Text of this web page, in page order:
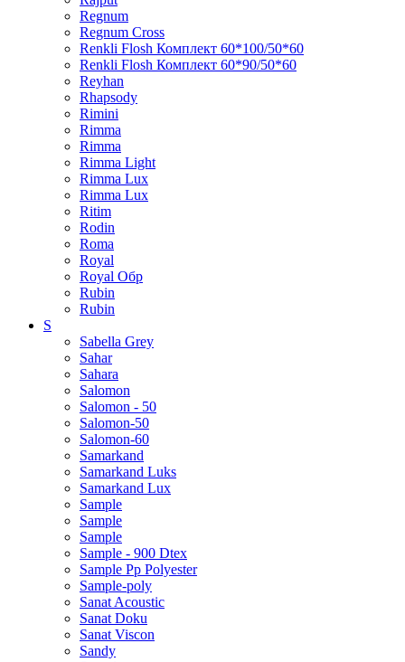
Regnum
Regnum Cross
Renkli Flosh Комплект 60*100/50*60
Renkli Flosh Комплект 60*90/50*60
Reyhan
Rhapsody
Rimini
Rimma
Rimma
Rimma Light
Rimma Lux
Rimma Lux
Ritim
Rodin
Roma
Royal
Royal Обр
Rubin
Rubin
S
Sabella Grey
Sahar
Sahara
Salomon
Salomon - 50
Salomon-50
Salomon-60
Samarkand
Samarkand Luks
Samarkand Lux
Sample
Sample
Sample
Sample - 900 Dtex
Sample Pp Polyester
Sample-poly
Sanat Acoustic
Sanat Doku
Sanat Viscon
Sandy